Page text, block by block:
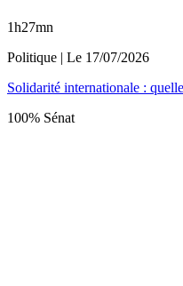
1h27mn
Politique | Le 17/07/2026
Solidarité internationale :
100% Sénat